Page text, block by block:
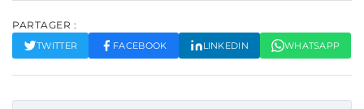
PARTAGER :
TWITTER FACEBOOK LINKEDIN WHATSAPP